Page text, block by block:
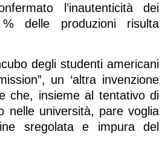
l’inautenticità dei
delle produzioni risulta
degli studenti americani
un ‘altra invenzione
che, insieme al tentativo di
nelle università, pare voglia
sregolata e impura del